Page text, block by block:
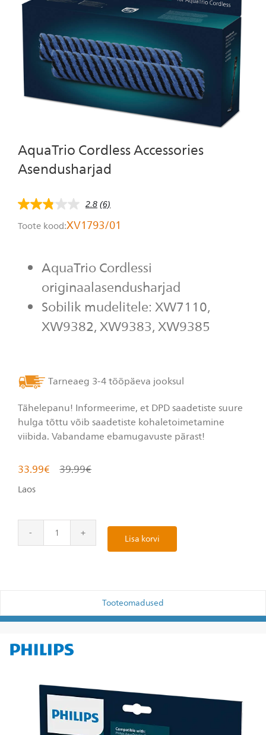
Isiklik hooldus
AquaTrio Cordless Accessories
Asendusharjad
2.8
5-
väärtus.
Read
Reviews.
Sama
lehe
2.8 (6)
Toote kood:XV1793/01
AquaTrio Cordlessi
originaalasendusharjad
Sobilik mudelitele:XW7110,
XW9382, XW9383, XW9385
Tarneaeg 3-4 tööpäeva jooksul
Tähelepanu! Informeerime, et DPD saadetiste suure
hulga tõttu võib saadetiste kohaletoimetamine
viibida. Vabandame ebamugavuste pärast!
39.99€
33.99€
Laos
Lisa korvi
Tooteomadused